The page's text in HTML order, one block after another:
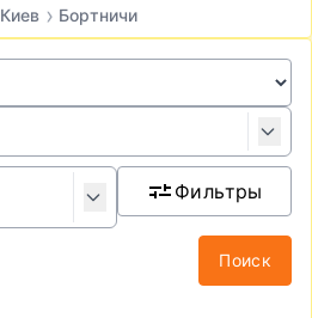
Киев › Бортничи
Фильтры
Поиск